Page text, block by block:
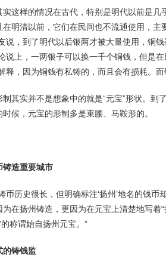
实这样的情况在古代，特别是明代以前是
在明清以前，它们在民间也不流通使用，
说，到了明代以后银两才被大量使用，铜
说上，一两银子可以换一千个铜钱，但是
释，因为铜钱有私铸的，而且会有损耗。
其实并不是想象中的就是“元宝”形状。到
候，元宝的形制多是束腰、马鞍形的。
铸造重要城市
币历史很长，但明确标注‘扬州’地名的钱
在扬州铸造，更因为在元宝上清楚地写着
的称谓始自扬州元宝。”
的铸钱监